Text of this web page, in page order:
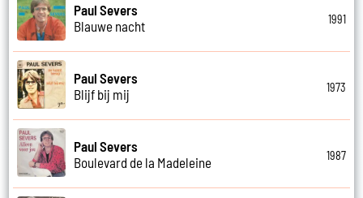
Paul Severs
Blauwe nacht
1991
Paul Severs
Blijf bij mij
1973
Paul Severs
Boulevard de la Madeleine
1987